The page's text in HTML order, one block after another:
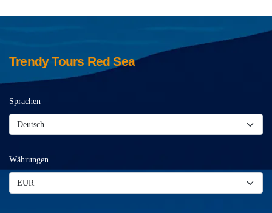
Trendy Tours Red Sea
Sprachen
Währungen